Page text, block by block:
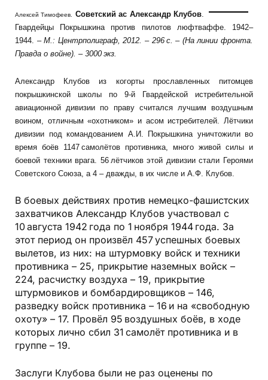
Алексей Тимофеев. Советский ас Александр Клубов.
Гвардейцы Покрышкина против пилотов люфтваффе. 1942–
1944. –М.: Центрполиграф, 2012. – 296 с. – (На линии фронта.
Правда о войне). – 3000 экз.
Александр Клубов из когорты прославленных питомцев
покрышкинской школы по 9-й Гвардейской истребительной
авиационной дивизии по праву считался лучшим воздушным
воином, отличным «охотником» и асом истребителей. Лётчики
дивизии под командованием А.И. Покрышкина уничтожили во
время боёв 1147 самолётов противника, много живой силы и
боевой техники врага. 56 лётчиков этой дивизии стали Героями
Советского Союза, а 4 – дважды, в их числе и А.Ф. Клубов.
В боевых действиях против немецко-фашистских
захватчиков Александр Клубов участвовал с
10 августа 1942 года по 1 ноября 1944 года. За
этот период он произвёл 457 успешных боевых
вылетов, из них: на штурмовку войск и техники
противника – 25, прикрытие наземных войск –
224, расчистку воздуха – 19, прикрытие
штурмовиков и бомбардировщиков – 146,
разведку войск противника – 16 и на «свободную
охоту» – 17. Провёл 95 воздушных боёв, в ходе
которых лично сбил 31 самолёт противника и в
группе – 19.
Заслуги Клубова были не раз оценены по